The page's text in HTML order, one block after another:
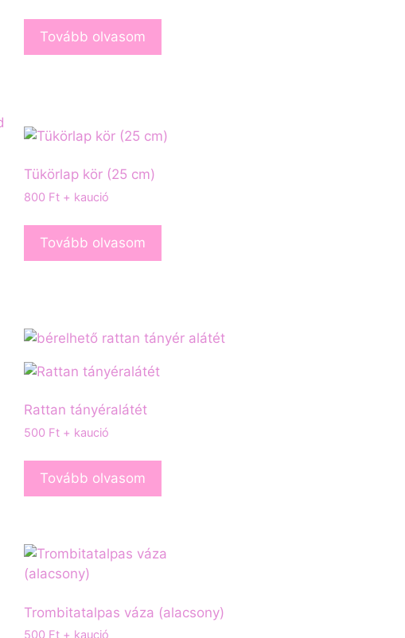
Tovább olvasom
Tükörlap kör (25 cm)
800 Ft + kaució
Tovább olvasom
Rattan tányéralátét
500 Ft + kaució
Tovább olvasom
Trombitatalpas váza (alacsony)
500 Ft + kaució